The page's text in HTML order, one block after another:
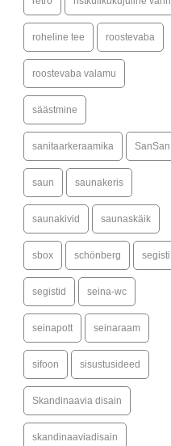
roheline tee roostevaba
roostevaba valamu
säästmine
sanitaarkeraamika SanSan
saun saunakeris
saunakivid saunaskäik
sbox schönberg segisti
segistid seina-wc
seinapott seinaraam
sifoon sisustusideed
Skandinaavia disain
skandinaaviadisain